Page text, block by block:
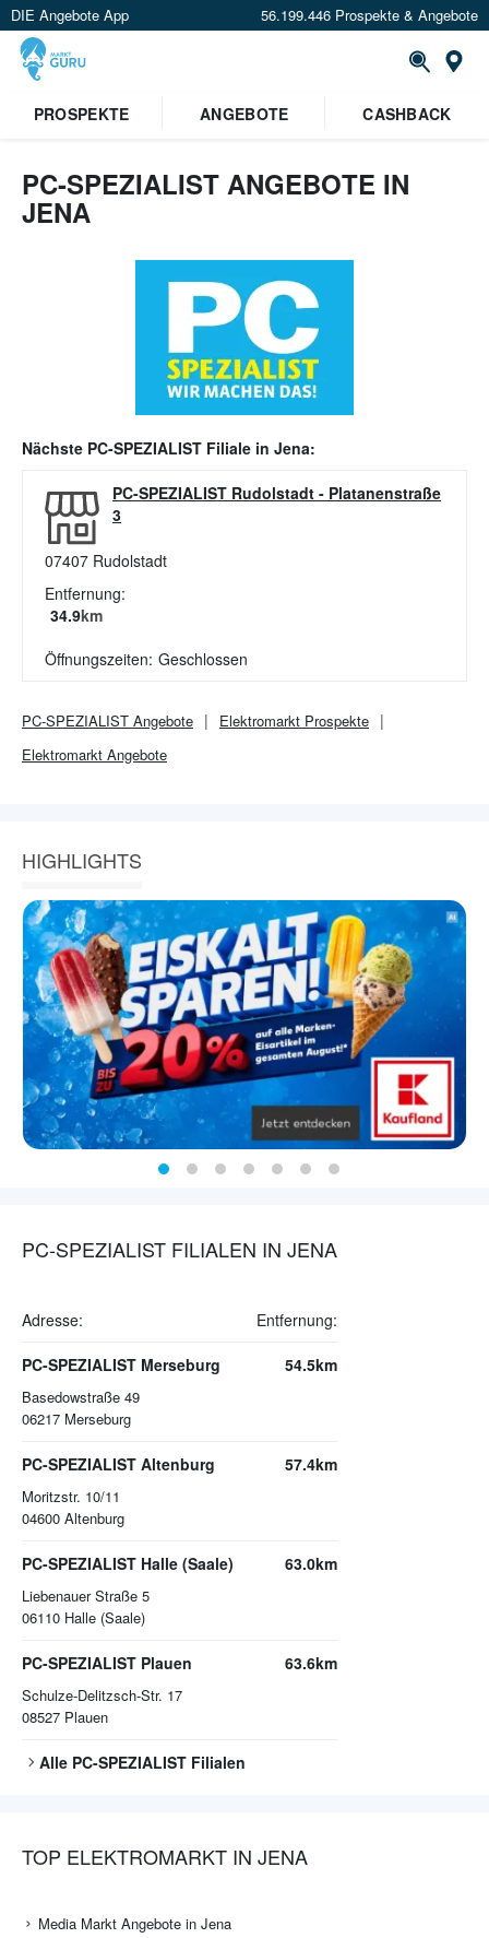
DIE Angebote App 56.199.446 Prospekte & Angebote
PROSPEKTE
ANGEBOTE CASHBACK
PC-SPEZIALIST ANGEBOTE IN
JENA
Nächste PC-SPEZIALIST Filiale in Jena:
PC-SPEZIALIST Rudolstadt - Platanenstraße
3
07407 Rudolstadt
Entfernung:
34.9km
Öffnungszeiten: Geschlossen
PC-SPEZIALIST Angebote Elektromarkt Prospekte
Elektromarkt Angebote
HIGHLIGHTS
PC-SPEZIALIST FILIALEN IN JENA
Adresse: Entfernung:
PC-SPEZIALIST Merseburg
Basedowstraße 49
06217 Merseburg
54.5km
PC-SPEZIALIST Altenburg
Moritzstr. 10/11
04600 Altenburg
57.4km
PC-SPEZIALIST Halle (Saale)
Liebenauer Straße 5
06110 Halle (Saale)
63.0km
PC-SPEZIALIST Plauen
Schulze-Delitzsch-Str. 17
08527 Plauen
63.6km
Alle PC-SPEZIALIST Filialen
TOP ELEKTROMARKT IN JENA
Media Markt Angebote in Jena